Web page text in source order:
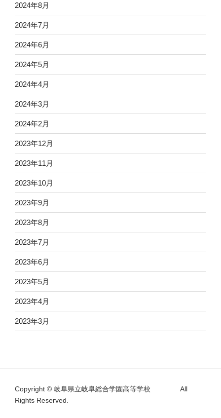
2024年8月
2024年7月
2024年6月
2024年5月
2024年4月
2024年3月
2024年2月
2023年12月
2023年11月
2023年10月
2023年9月
2023年8月
2023年7月
2023年6月
2023年5月
2023年4月
2023年3月
Copyright © 岐阜県立岐阜総合学園高等学校 All
Rights Reserved.